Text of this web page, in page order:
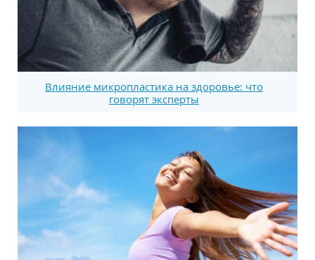
Влияние микропластика на здоровье: что
говорят эксперты